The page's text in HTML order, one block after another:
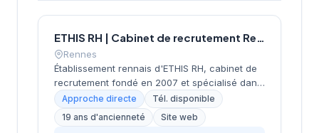
ETHIS RH | Cabinet de recrutement Rennes
Rennes
Établissement rennais d'ETHIS RH, cabinet de
recrutement fondé en 2007 et spécialisé dans
le conseil en ressources humaines. Depuis ses
bureaux rue Docteur Regnault, au cœur de
Rennes, l'équipe accompagne les entreprises
Approche directe
Tél. disponible
19 ans d'ancienneté
Site web